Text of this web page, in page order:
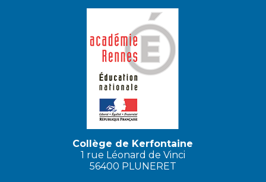
Collège de Kerfontaine
1 rue Léonard de Vinci
56400 PLUNERET